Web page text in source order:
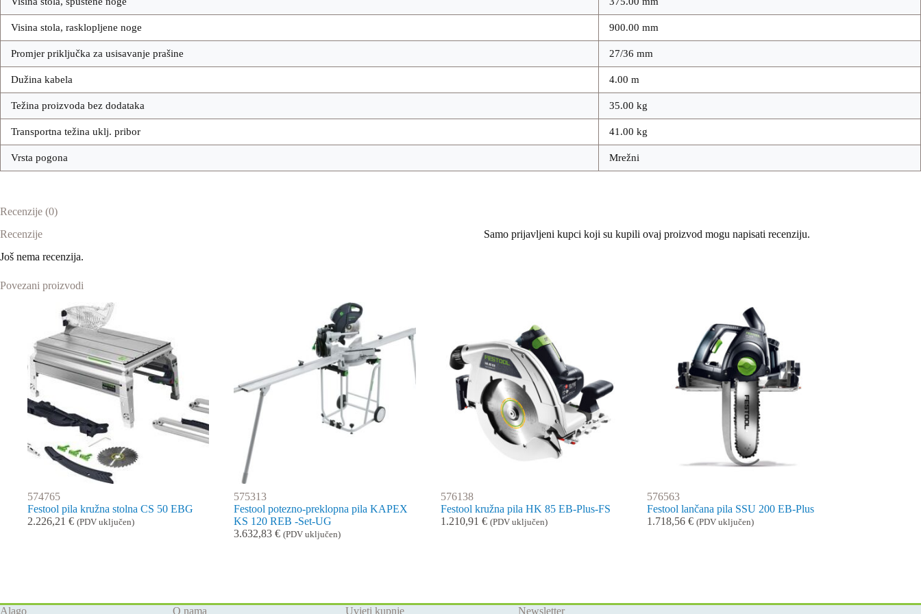
Visina stola, rasklopljene noge 900.00 mm
Promjer priključka za usisavanje prašine 27/36 mm
Dužina kabela 4.00 m
Težina proizvoda bez dodataka 35.00 kg
Transportna težina uklj. pribor 41.00 kg
Vrsta pogona Mrežni
Recenzije (0)
Recenzije
Još nema recenzija.
Samo prijavljeni kupci koji su kupili ovaj proizvod mogu napisati recenziju.
Povezani proizvodi
574765
Festool pila kružna stolna CS 50 EBG
2.226,21 € (PDV uključen)
575313
Festool potezno-preklopna pila KAPEX
KS 120 REB -Set-UG
3.632,83€ (PDV uključen)
576138
Festool kružna pila HK 85 EB-Plus-FS
1.210,91 € (PDV uključen)
576563
Festool lančana pila SSU 200 EB-Plus
1.718,56€ (PDV uključen)
Alago O nama Uvjeti kupnje Newsletter